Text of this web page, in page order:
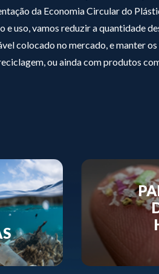
da Economia Circular do
e uso, vamos reduzir a quantidade
colocado no mercado, e manter
ou ainda com produtos